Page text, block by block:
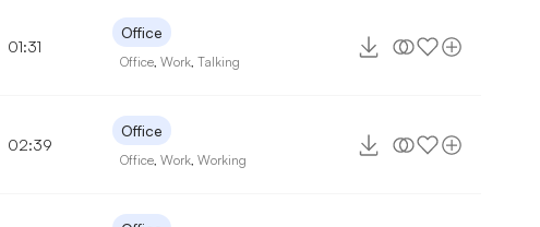
01:31
Office
Office ,Work ,Talking
02:39
Office
Office ,Work ,Working